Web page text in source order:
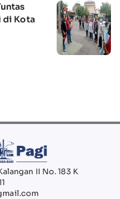
di Kota
II No. 183 K